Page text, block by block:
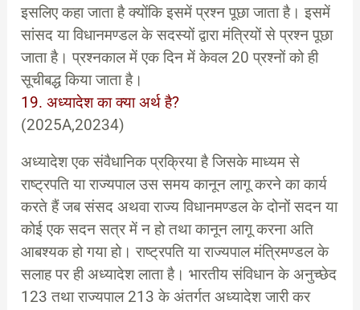
इसलिए कहा जाता है क्योंकि इसमें प्रश्न पूछा जाता है। इसमें
सांसद या विधानमण्डल के सदस्यों द्वारा मंत्रियों से प्रश्न पूछा
जाता है। प्रश्नकाल में एक दिन में केवल 20 प्रश्नों को ही
सूचीबद्ध किया जाता है।
19. अध्यादेश का क्या अर्थ है?
(2025A,20234)
अध्यादेश एक संवैधानिक प्रक्रिया है जिसके माध्यम से
राष्ट्रपति या राज्यपाल उस समय कानून लागू करने का कार्य
करते हैं जब संसद अथवा राज्य विधानमण्डल के दोनों सदन या
कोई एक सदन सत्र में न हो तथा कानून लागू करना अति
आबश्यक हो गया हो। राष्ट्रपति या राज्यपाल मंत्रिमण्डल के
सलाह पर ही अध्यादेश लाता है। भारतीय संविधान के अनुच्छेद
123 तथा राज्यपाल 213 के अंतर्गत अध्यादेश जारी कर